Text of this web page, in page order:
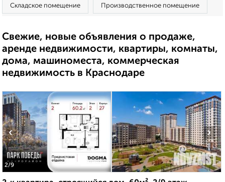
Складское помещение Производственное помещение
Свежие, новые объявления о продаже,
аренде недвижимости, квартиры, комнаты,
дома, машиноместа, коммерческая
недвижимость в Краснодаре
2/9
‹ ›